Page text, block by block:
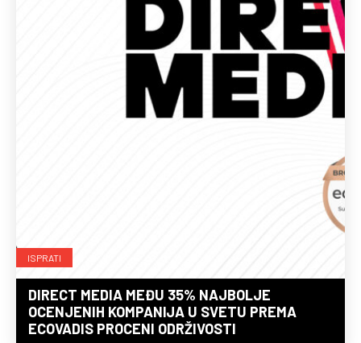
ISPRATI
DIRECT MEDIA MEĐU 35% NAJBOLJE
OCENJENIH KOMPANIJA U SVETU PREMA
ECOVADIS PROCENI ODRŽIVOSTI